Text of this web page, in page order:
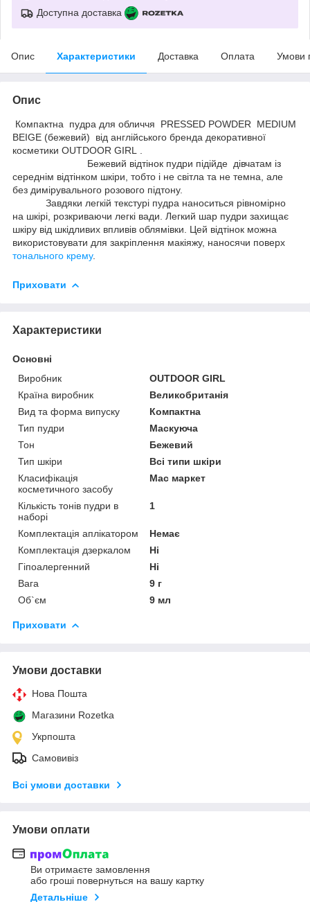
Доступна доставка
Опис Характеристики Доставка Оплата Умови
Опис
Компактна пудра для обличчя PRESSED POWDER MEDIUM
BEIGE (бежевий) від англійського бренда декоративної
косметики OUTDOOR GIRL .
Бежевий відтінок пудри підійде дівчатам із
середнім відтінком шкіри, тобто і не світла та не темна, але
без димірувального розового підтону.
Завдяки легкій текстурі пудра наноситься рівномірно
на шкірі, розкриваючи легкі вади. Легкий шар пудри захищає
шкіру від шкідливих впливів облямівки. Цей відтінок можна
використовувати для закріплення макіяжу, наносячи поверх
тонального крему.
Приховати
Характеристики
Основні
Виробник
OUTDOOR GIRL
Країна виробник
Великобританія
Вид та форма випуску
Компактна
Тип пудри
Маскуюча
Тон
Бежевий
Тип шкіри
Всі типи шкіри
Класифікація
косметичного засобу
Мас маркет
Кількість тонів пудри в
наборі
1
Комплектація аплікатором
Немає
Комплектація дзеркалом
Ні
Гіпоалергенний
Ні
Вага
9 г
Об`єм
9 мл
Приховати
Умови доставки
Нова Пошта
Магазини Rozetka
Укрпошта
Самовивіз
Всі умови доставки
Умови оплати
Ви отримаєте замовлення
або гроші повернуться на вашу картку
Детальніше